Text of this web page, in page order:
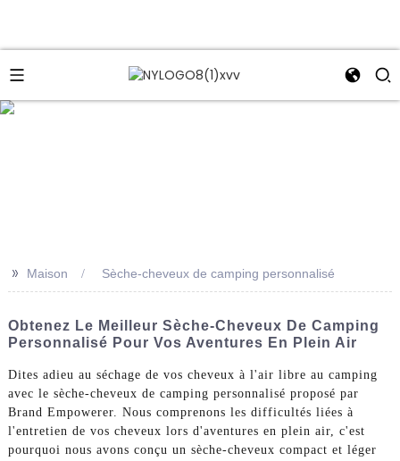
>> Maison Sèche-cheveux de camping personnalisé
Obtenez Le Meilleur Sèche-Cheveux De Camping
Personnalisé Pour Vos Aventures En Plein Air
Dites adieu au séchage de vos cheveux à l'air libre au camping
avec le sèche-cheveux de camping personnalisé proposé par
Brand Empowerer. Nous comprenons les difficultés liées à
l'entretien de vos cheveux lors d'aventures en plein air, c'est
pourquoi nous avons conçu un sèche-cheveux compact et léger